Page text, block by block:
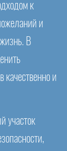
к
и
В
качественно и
участок